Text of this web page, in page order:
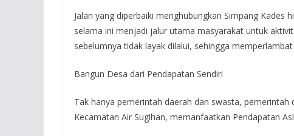
Jalan yang diperbaiki menghubungkan Simpang Kades
selama ini menjadi jalur utama masyarakat untuk
sebelumnya tidak layak dilalui, sehingga
Bangun Desa dari Pendapatan Sendiri
Tak hanya pemerintah daerah dan swasta,
Kecamatan Air Sugihan, memanfaatkan Pendapatan